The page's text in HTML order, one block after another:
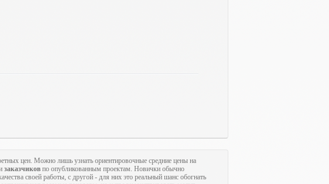
цен. Можно лишь узнать ориентировочные средние цены на
заказчиков по опубликованным проектам. Новички обычно
своей работы, с другой - для них это реальный шанс обогнать